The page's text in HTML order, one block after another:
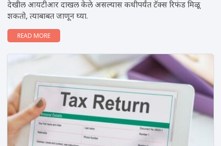
देखील आयटीआर दाखल केले असल्यास कधीपर्यंत टॅक्स रिफंड मिळू
शकतो, त्याबाबत जाणून घ्या.
READ MORE